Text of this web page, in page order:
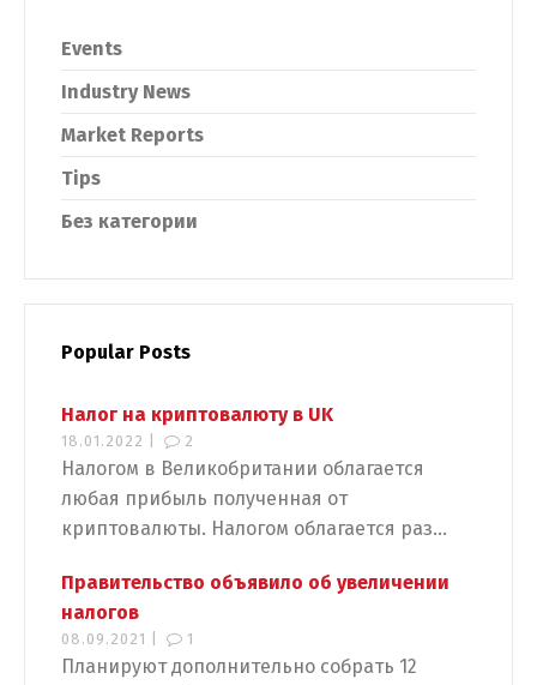
Events
Industry News
Market Reports
Tips
Без категории
Popular Posts
Налог на криптовалюту в UK
18.01.2022 | 2
Налогом в Великобритании облагается
любая прибыль полученная от
криптовалюты. Налогом облагается раз...
Правительство объявило об увеличении
налогов
08.09.2021 | 1
Планируют дополнительно собрать 12